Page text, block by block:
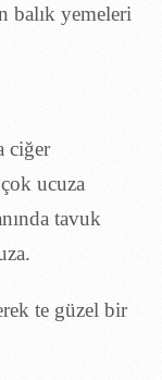
balık yemeleri
ciğer
ucuza
tavuk
te güzel bir